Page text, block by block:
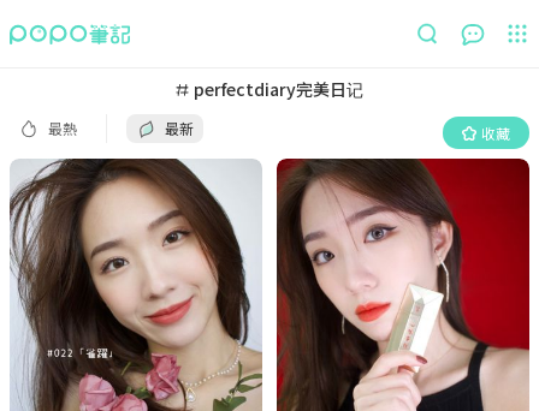
perfectdiary完美日记
最熱 最新 收藏
最新 收藏